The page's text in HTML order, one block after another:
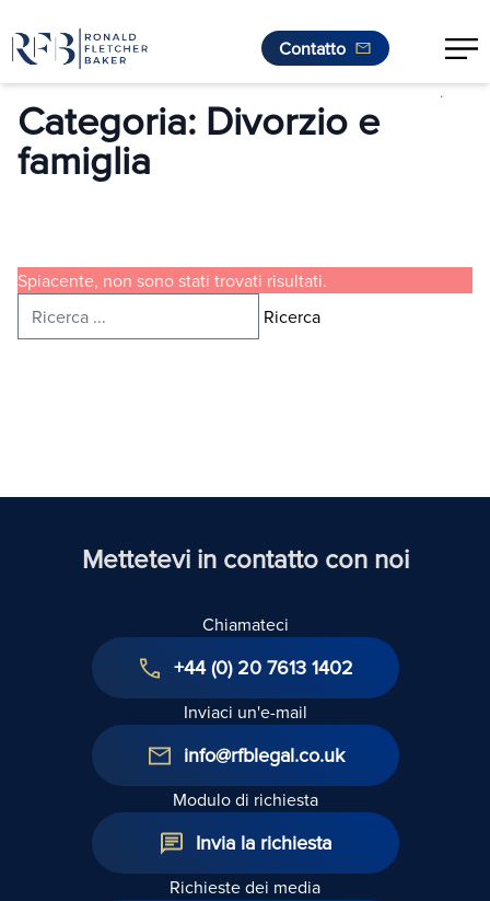
Contatto
.
Categoria: Divorzio e
famiglia
Spiacente, non sono stati trovati risultati.
Ricerca per:
Ricerca
Mettetevi in contatto con noi
Chiamateci
+44 (0) 20 7613 1402
Inviaci un'e-mail
info@rfblegal.co.uk
Modulo di richiesta
Invia la richiesta
Richieste dei media